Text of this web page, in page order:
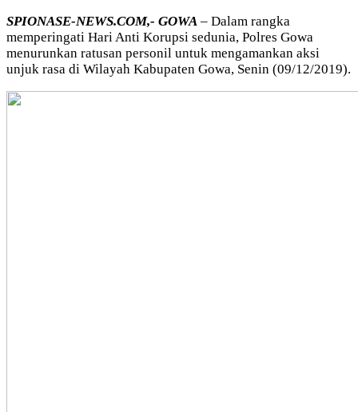
SPIONASE-NEWS.COM,- GOWA – Dalam rangka
memperingati Hari Anti Korupsi sedunia, Polres Gowa
menurunkan ratusan personil untuk mengamankan aksi
unjuk rasa di Wilayah Kabupaten Gowa, Senin (09/12/2019).